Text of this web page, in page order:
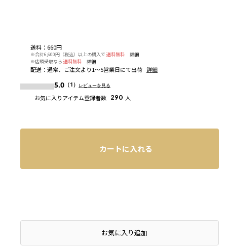
送料 ： 660円
※合計6,600円（税込）以上の購入で 送料無料
詳細
※店頭受取なら 送料無料 詳細
配送 ： 通常、ご注文より1～5営業日にて出荷 詳細
5.0 （1） レビューを見る
お気に入りアイテム登録者数 290 人
カートに入れる
お気に入り追加